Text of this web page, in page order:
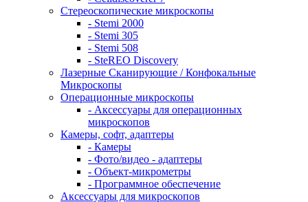
Стереоскопические микроскопы
- Stemi 2000
- Stemi 305
- Stemi 508
- SteREO Discovery
Лазерные Сканирующие / Конфокальные
Микроскопы
Операционные микроскопы
- Аксессуары для операционных
микроскопов
Камеры, софт, адаптеры
- Камеры
- Фото/видео - адаптеры
- Объект-микрометры
- Программное обеспечение
Аксессуары для микроскопов